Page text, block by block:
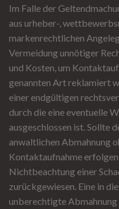
Im Falle der
aus urheber-,
markenrechtlichen
Vermeidung unnötiger
und Kosten, um
genannten Art reklamiert
einer endgültigen
durch die eine eventuelle
ausgeschlossen ist. Sollte
anwaltlichen Abmahnung
Kontaktaufnahme
Nichtbeachtung einer
zurückgewiesen. Eine in
unberechtigte